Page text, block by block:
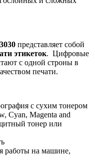
представляет собой
этикеток. Цифровые
с одной строны в
печати.
с сухим тонером
Cyan, Magenta and
тонер или
работы на машине,